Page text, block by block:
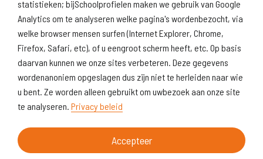
statistieken; bijSchoolprofielen maken we gebruik van Google
Analytics om te analyseren welke pagina's wordenbezocht, via
welke browser mensen surfen (Internet Explorer, Chrome,
Firefox, Safari, etc), of u eengroot scherm heeft, etc. Op basis
daarvan kunnen we onze sites verbeteren. Deze gegevens
wordenanoniem opgeslagen dus zijn niet te herleiden naar wie
u bent. Ze worden alleen gebruikt om uwbezoek aan onze site
te analyseren. Privacy beleid
Accepteer